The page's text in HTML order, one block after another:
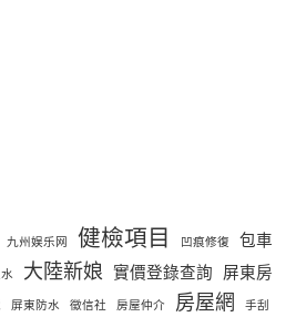
九州娱乐网 健檢項目 凹痕修復
包車
大陸新娘 實價登錄查詢 屏東房
屏東防水 徵信社 房屋仲介 房屋網
手刮